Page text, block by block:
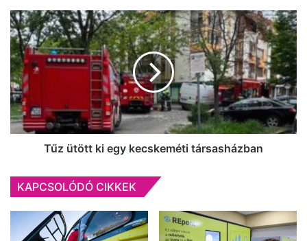
ünnepelnek
Tűz
ütött
ki
egy
kecskeméti
társasházban
Tűz ütött ki egy kecskeméti társasházban
KAPCSOLÓDÓ CIKKEK